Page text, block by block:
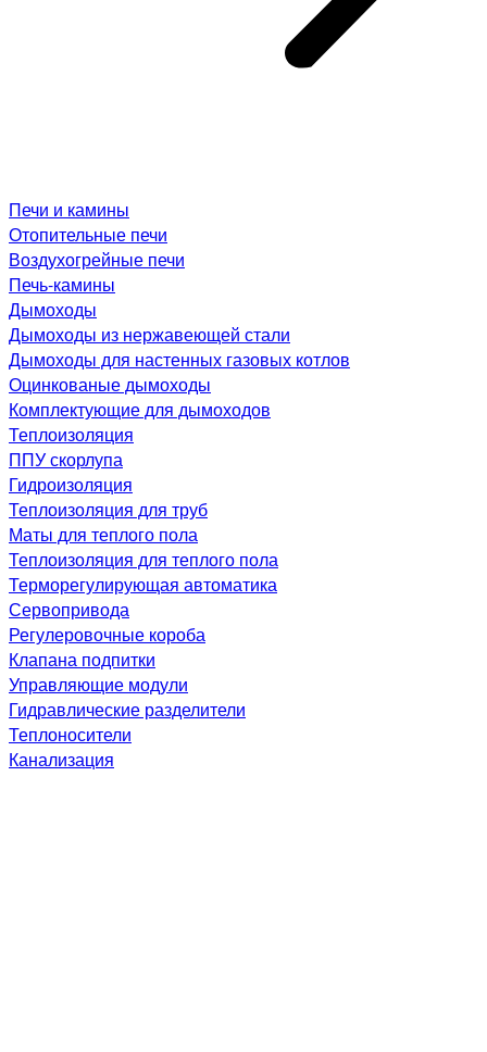
Печи и камины
Отопительные печи
Воздухогрейные печи
Печь-камины
Дымоходы
Дымоходы из нержавеющей стали
Дымоходы для настенных газовых котлов
Оцинкованые дымоходы
Комплектующие для дымоходов
Теплоизоляция
ППУ скорлупа
Гидроизоляция
Теплоизоляция для труб
Маты для теплого пола
Теплоизоляция для теплого пола
Терморегулирующая автоматика
Сервопривода
Регулеровочные короба
Клапана подпитки
Управляющие модули
Гидравлические разделители
Теплоносители
Канализация